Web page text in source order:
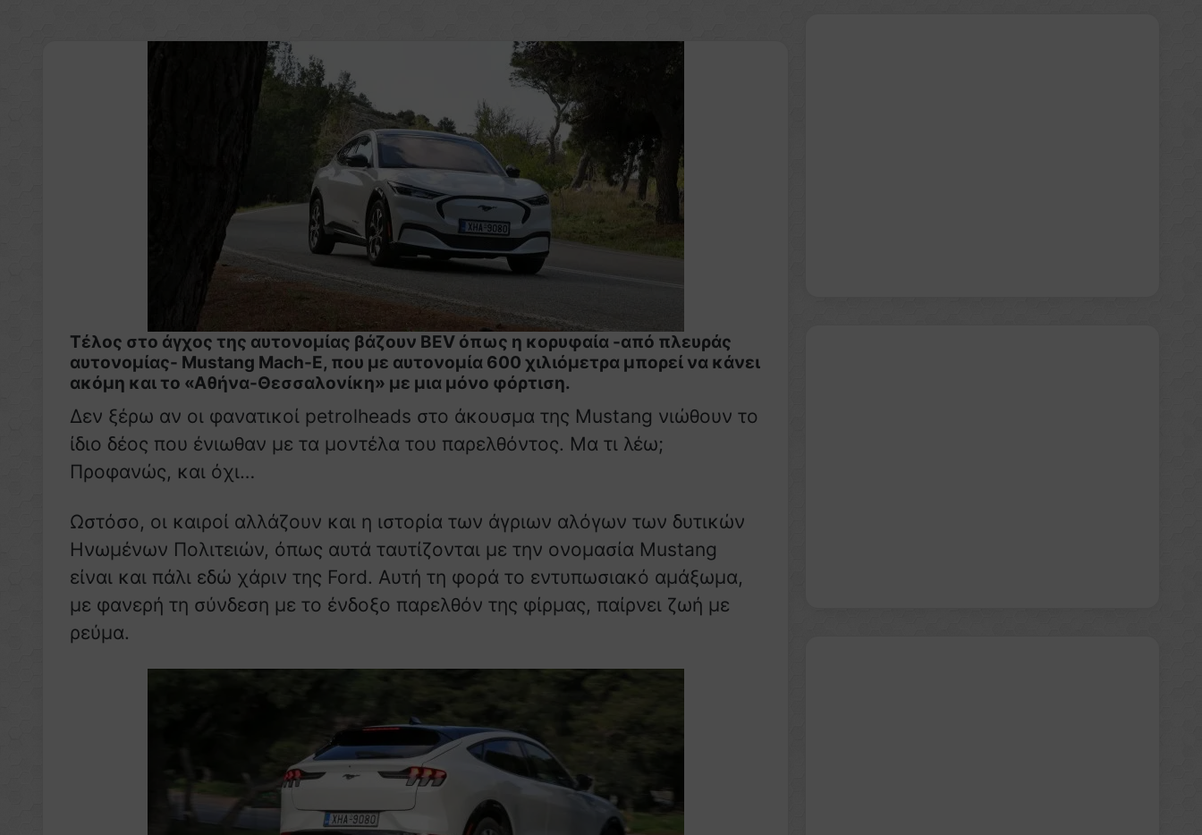
Τέλος στο άγχος της αυτονομίας βάζουν BEV όπως η κορυφαία -από πλευράς
αυτονομίας- Mustang Mach-E, που με αυτονομία 600 χιλιόμετρα μπορεί να κάνει
ακόμη και το «Αθήνα-Θεσσαλονίκη» με μια μόνο φόρτιση.
Δεν ξέρω αν οι φανατικοί petrolheads στο άκουσμα της Mustang νιώθουν το
ίδιο δέος που ένιωθαν με τα μοντέλα του παρελθόντος. Μα τι λέω;
Προφανώς, και όχι…
Ωστόσο, οι καιροί αλλάζουν και η ιστορία των άγριων αλόγων των δυτικών
Ηνωμένων Πολιτειών, όπως αυτά ταυτίζονται με την ονομασία Mustang
είναι και πάλι εδώ χάριν της Ford. Αυτή τη φορά το εντυπωσιακό αμάξωμα,
με φανερή τη σύνδεση με το ένδοξο παρελθόν της φίρμας, παίρνει ζωή με
ρεύμα.